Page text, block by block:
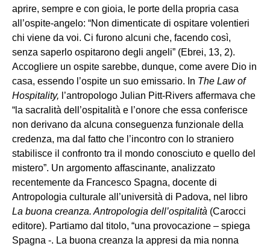
aprire, sempre e con gioia, le porte della propria casa
all’ospite-angelo: “Non dimenticate di ospitare volentieri
chi viene da voi. Ci furono alcuni che, facendo così,
senza saperlo ospitarono degli angeli” (Ebrei, 13, 2).
Accogliere un ospite sarebbe, dunque, come avere Dio in
casa, essendo l’ospite un suo emissario. In The Law of
Hospitality, l’antropologo Julian Pitt-Rivers affermava che
“la sacralità dell’ospitalità e l’onore che essa conferisce
non derivano da alcuna conseguenza funzionale della
credenza, ma dal fatto che l’incontro con lo straniero
stabilisce il confronto tra il mondo conosciuto e quello del
mistero”. Un argomento affascinante, analizzato
recentemente da Francesco Spagna, docente di
Antropologia culturale all’università di Padova, nel libro
La buona creanza. Antropologia dell’ospitalità (Carocci
editore). Partiamo dal titolo, “una provocazione – spiega
Spagna -. La buona creanza la appresi da mia nonna